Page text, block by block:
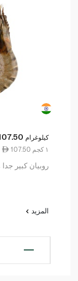
كيلوغرام
107.50 ١ كجم
روبيان كبير جدا
المزيد